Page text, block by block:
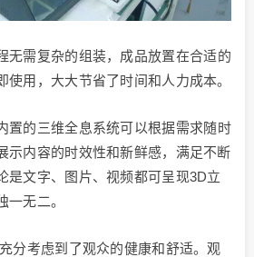
无需复杂的组装，成品放置在合适的
使用，大大节省了时间和人力成本。
置的三维全息系统可以根据需求随时
示内容的时效性和新鲜感，满足不断
是文字、图片、视频都可呈现3D立
一无二。
分考虑到了观众的健康和舒适。观